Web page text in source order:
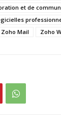
et de
Zoho Mail Zoho